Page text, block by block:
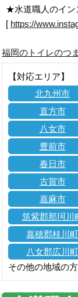
★水道職人のイン
[ https://
福岡のトイレのつ
【対応エリア】
北九州市
直方市
八女市
豊前市
春日市
古賀市
嘉麻市
筑紫郡那珂川
嘉穂郡桂川町
八女郡広川町
その他の地域の